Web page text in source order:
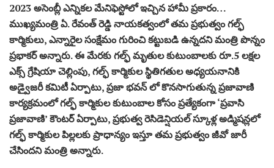
2023 అసెంబ్లీ ఎన్నికల మేనిఫెస్టోలో ఇచ్చిన హామీ ప్రకారం…
ముఖ్యమంత్రి ఏ. రేవంత్ రెడ్డి నాయకత్వంలో తమ ప్రభుత్వం గల్ఫ్
కార్మికులు, ఎన్నారైల సంక్షేమం గురించి కట్టుబడి ఉన్నదని మంత్రి పొన్నం
ప్రభాకర్ అన్నారు. ఈ మేరకు గల్ఫ్ మృతుల కుటుంబాలకు రూ.5 లక్షల
ఎక్స్ గ్రేషియా చెల్లింపు, గల్ఫ్ కార్మికుల స్థితిగతుల అధ్యయనానికి
అడ్వైజరీ కమిటీ ఏర్పాటు, ప్రజా భవన్ లో కొనసాగుతున్న ప్రజావాణి
కార్యక్రమంలో గల్ఫ్ కార్మికుల కుటుంబాల కోసం ప్రత్యేకంగా ‘ప్రవాసి
ప్రజావాణి’ కౌంటర్ ఏర్పాటు, ప్రభుత్వ రెసిడెన్షియల్ స్కూళ్ల అడ్మిషన్లలో
గల్ఫ్ కార్మికుల పిల్లలకు ప్రాధాన్యం ఇస్తూ తమ ప్రభుత్వం జీవో జారీ
చేసిందని మంత్రి అన్నారు.